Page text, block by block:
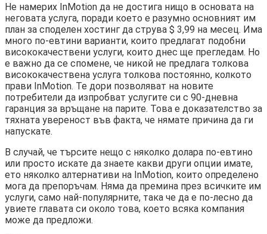
Не намерих InMotion да не достига нищо в основата на
неговата услуга, поради което е разумно основният им
план за споделен хостинг да струва $ 3,99 на месец. Има
много по-евтини варианти, които предлагат подобни
висококачествени услуги, които днес ще прегледам. Но
е важно да се спомене, че никой не предлага толкова
висококачествена услуга толкова постоянно, колкото
прави InMotion. Те дори позволяват на новите
потребители да изпробват услугите си с 90-дневна
гаранция за връщане на парите. Това е доказателство за
тяхната увереност във факта, че нямате причина да ги
напускате.
В случай, че търсите нещо с няколко долара по-евтино
или просто искате да знаете какви други опции имате,
ето няколко алтернативи на InMotion, които определено
мога да препоръчам. Няма да премина през всичките им
услуги, само най-популярните, така че да е по-лесно да
увиете главата си около това, което всяка компания
може да предложи.